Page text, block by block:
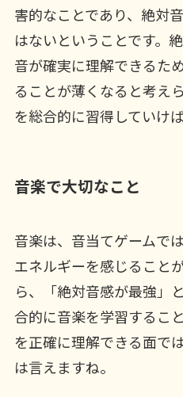
害的なことであり、絶対
はないということです。
音が確実に理解できるた
ることが薄くなると考え
を総合的に習得していけ
音楽で大切なこと
音楽は、音当てゲームで
エネルギーを感じること
ら、「絶対音感が最強」
合的に音楽を学習するこ
を正確に理解できる面で
は言えますね。